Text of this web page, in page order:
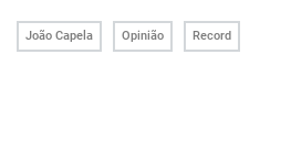
João Capela Opinião Record